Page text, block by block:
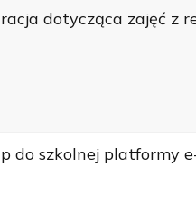
dotycząca zajęć z
do szkolnej platformy